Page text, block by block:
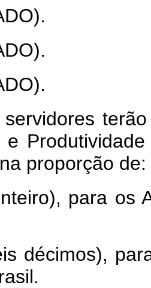
e
proporção de:
para os
décimos),